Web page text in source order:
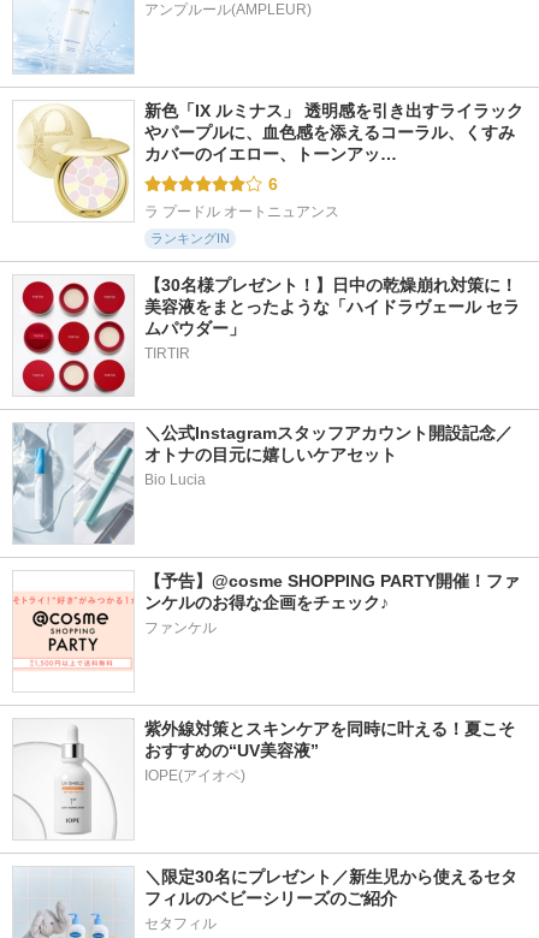
アンプルール(AMPLEUR)
新色「IX ルミナス」 透明感を引き出すライラック
やパープルに、血色感を添えるコーラル、くすみ
カバーのイエロー、トーンアッ…
6
ラ プードル オートニュアンス
ランキングIN
【30名様プレゼント！】日中の乾燥崩れ対策に！
美容液をまとったような「ハイドラヴェール セラ
ムパウダー」
TIRTIR
＼公式Instagramスタッフアカウント開設記念／
オトナの目元に嬉しいケアセット
Bio Lucia
【予告】@cosme SHOPPING PARTY開催！ファ
ンケルのお得な企画をチェック♪
ファンケル
紫外線対策とスキンケアを同時に叶える！夏こそ
おすすめの“UV美容液”
IOPE(アイオペ)
＼限定30名にプレゼント／新生児から使えるセタ
フィルのベビーシリーズのご紹介
セタフィル